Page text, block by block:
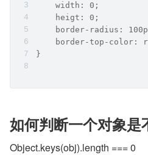
    width: 0;
    heigt: 0;
border-radius:
border-top-color:
}
如何判断一个对象是
Object.keys(obj).length === 0